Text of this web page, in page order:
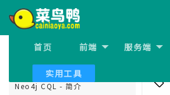
首页 前端 服务端
实用工具
Neo4j - 环境设置
Neo4j - 构建块
Neo4j CQL
Neo4j CQL - 简介